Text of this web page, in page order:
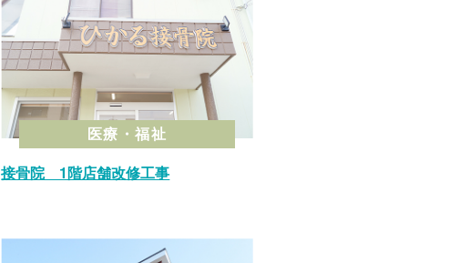
医療・福祉
接骨院 1階店舗改修工事